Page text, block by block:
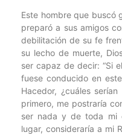
Este hombre que buscó
preparó a sus amigos
debilitación de su fe
su lecho de muerte,
ser capaz de decir: “Si
fuese conducido en
Hacedor, ¿cuáles
primero, me postraría
ser nada y de toda mi
lugar, consideraría a mi